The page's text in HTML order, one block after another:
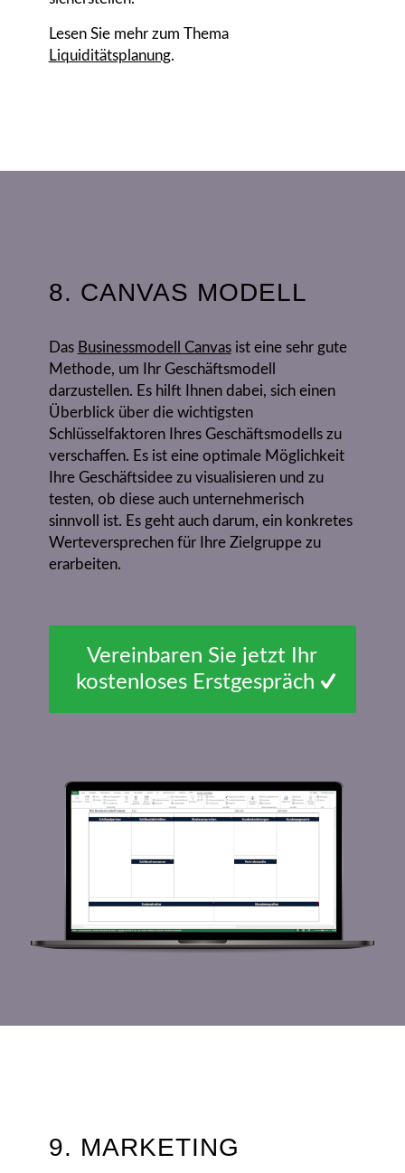
Lesen Sie mehr zum Thema
Liquiditätsplanung.
8. CANVAS MODELL
Das Businessmodell Canvasist eine sehr gute
Methode, um Ihr Geschäftsmodell
darzustellen. Es hilft Ihnen dabei, sich einen
Überblick über die wichtigsten
Schlüsselfaktoren Ihres Geschäftsmodells zu
verschaffen. Es ist eine optimale Möglichkeit
Ihre Geschäftsidee zu visualisieren und zu
testen, ob diese auch unternehmerisch
sinnvoll ist. Es geht auch darum, ein konkretes
Werteversprechen für Ihre Zielgruppe zu
erarbeiten.
Vereinbaren Sie jetzt Ihr
kostenloses Erstgespräch
9. MARKETING